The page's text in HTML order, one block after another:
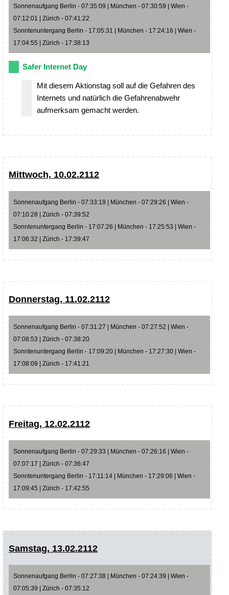
Sonnenaufgang Berlin - 07:35:09 | München - 07:30:59 | Wien -
07:12:01 | Zürich - 07:41:22
Sonntenuntergang Berlin - 17:05:31 | München - 17:24:16 | Wien -
17:04:55 | Zürich - 17:38:13
Safer Internet Day
Mit diesem Aktionstag soll auf die Gefahren des
Internets und natürlich die Gefahrenabwehr
aufmerksam gemacht werden.
Mittwoch, 10.02.2112
Sonnenaufgang Berlin - 07:33:19 | München - 07:29:26 | Wien -
07:10:28 | Zürich - 07:39:52
Sonntenuntergang Berlin - 17:07:26 | München - 17:25:53 | Wien -
17:06:32 | Zürich - 17:39:47
Donnerstag, 11.02.2112
Sonnenaufgang Berlin - 07:31:27 | München - 07:27:52 | Wien -
07:08:53 | Zürich - 07:38:20
Sonntenuntergang Berlin - 17:09:20 | München - 17:27:30 | Wien -
17:08:09 | Zürich - 17:41:21
Freitag, 12.02.2112
Sonnenaufgang Berlin - 07:29:33 | München - 07:26:16 | Wien -
07:07:17 | Zürich - 07:36:47
Sonntenuntergang Berlin - 17:11:14 | München - 17:29:06 | Wien -
17:09:45 | Zürich - 17:42:55
Samstag, 13.02.2112
Sonnenaufgang Berlin - 07:27:38 | München - 07:24:39 | Wien -
07:05:39 | Zürich - 07:35:12